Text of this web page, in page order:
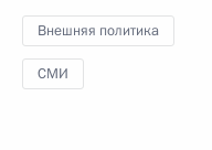
Внешняя политика
СМИ